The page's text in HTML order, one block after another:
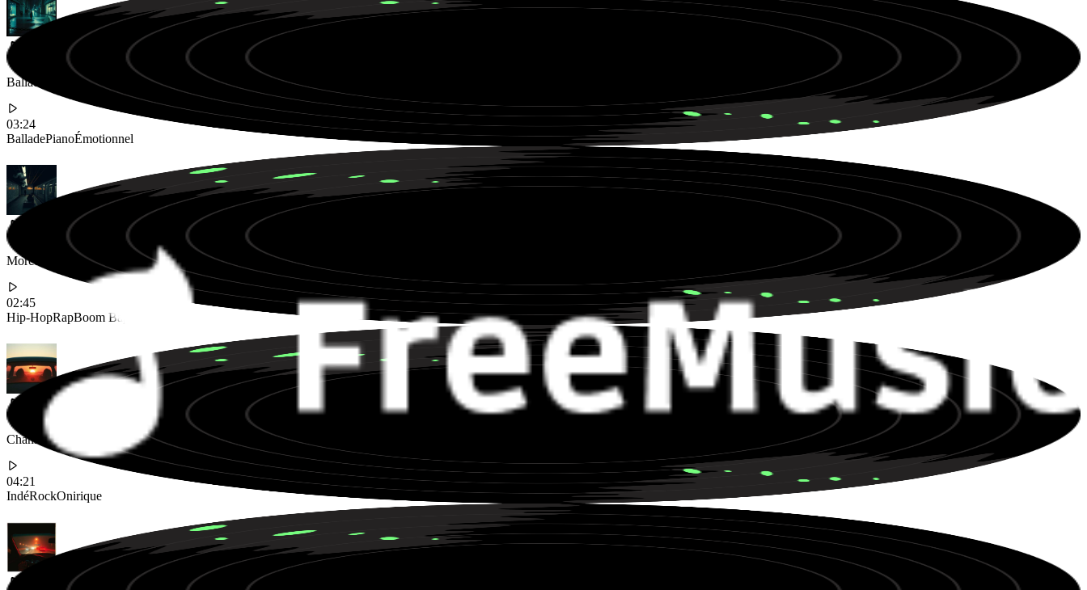
Ballade au piano déchirante avec des voix masculines profondes explorando le regret et l'amour perdu sous une tempête de pluie.
03:24
BalladePianoÉmotionnel
Morceau hip-hop boom bap brut des années 90 avec un flow agressif et une narration lyrique sur la vie citadine.
02:45
Hip-HopRapBoom Bap
Chanson indie rock onirique avec des voix éthérées et des guitares jangly sur un road trip vers nulle part.
04:21
IndéRockOnirique